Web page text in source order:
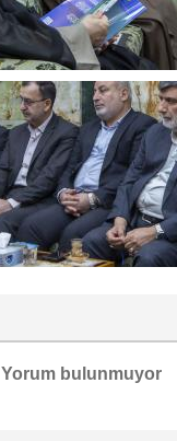
Yorum bulunmuyor